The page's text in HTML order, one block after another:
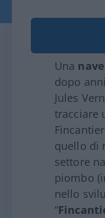
Una
dopo
Jules
tracciare
quello di
settore
piombo
nello
“